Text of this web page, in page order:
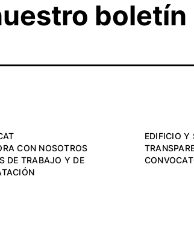
boletín
EDIFICIO Y
CON NOSOTROS
DE TRABAJO Y DE